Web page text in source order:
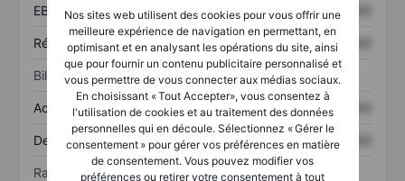
Nos sites web utilisent des cookies pour vous offrir une
meilleure expérience de navigation en permettant, en
optimisant et en analysant les opérations du site, ainsi
que pour fournir un contenu publicitaire personnalisé et
vous permettre de vous connecter aux médias sociaux.
En choisissant « Tout Accepter», vous consentez à
l'utilisation de cookies et au traitement des données
personnelles qui en découle. Sélectionnez « Gérer le
consentement » pour gérer vos préférences en matière
de consentement. Vous pouvez modifier vos
préférences ou retirer votre consentement à tout
EBITDA XXXXXXX XXXXXXX
Résultat net XXXXXXX XXXXXXX
Bilan
Actif total XXXXXXX XXXXXXX
Dette totale XXXXXXX XXXXXXX
Ratios